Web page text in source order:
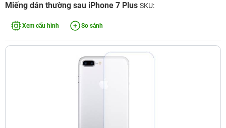
Miếng dán thường sau iPhone 7 Plus SKU:
Xem cấu hình So sánh